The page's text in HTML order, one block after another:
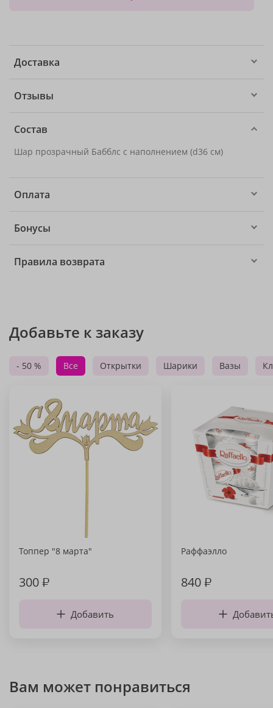
Доставка
Отзывы
Состав
Шар прозрачный Бабблс с наполнением (d36 см)
Оплата
Бонусы
Правила возврата
Добавьте к заказу
- 50 % Все Открытки Шарики Вазы
Топпер "8 марта"
300₽
Добавить
Раффаэлло
840₽
Вам может понравиться